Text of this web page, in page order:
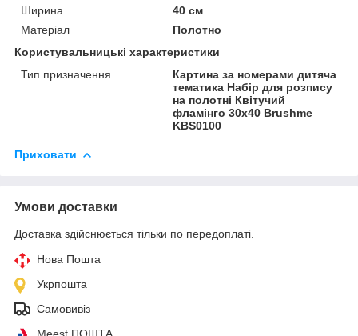
Ширина
40 см
Матеріал
Полотно
Користувальницькі характеристики
Тип призначення
Картина за номерами дитяча
тематика Набір для розпису
на полотні Квітучий
фламінго 30x40 Brushme
KBS0100
Приховати
Умови доставки
Доставка здійснюється тільки по передоплаті.
Нова Пошта
Укрпошта
Самовивіз
Meest ПОШТА